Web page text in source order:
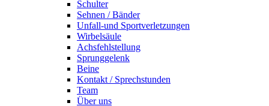
Schulter
Sehnen / Bänder
Unfall-und Sportverletzungen
Wirbelsäule
Achsfehlstellung
Sprunggelenk
Beine
Kontakt / Sprechstunden
Team
Über uns